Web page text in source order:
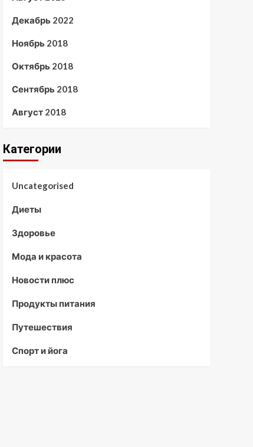
Декабрь 2022
Ноябрь 2018
Октябрь 2018
Сентябрь 2018
Август 2018
Категории
Uncategorised
Диеты
Здоровье
Мода и красота
Новости плюс
Продукты питания
Путешествия
Спорт и йога